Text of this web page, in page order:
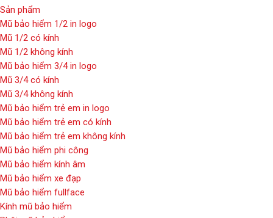
Sản phẩm
Mũ bảo hiểm 1/2 in logo
Mũ 1/2 có kính
Mũ 1/2 không kính
Mũ bảo hiểm 3/4 in logo
Mũ 3/4 có kính
Mũ 3/4 không kính
Mũ bảo hiểm trẻ em in logo
Mũ bảo hiểm trẻ em có kính
Mũ bảo hiểm trẻ em không kính
Mũ bảo hiểm phi công
Mũ bảo hiểm kính âm
Mũ bảo hiểm xe đạp
Mũ bảo hiểm fullface
Kính mũ bảo hiểm